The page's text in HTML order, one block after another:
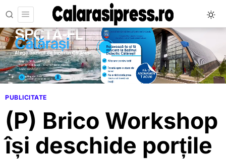
PUBLICITATE
(P) Brico Workshop
își deschide porțile